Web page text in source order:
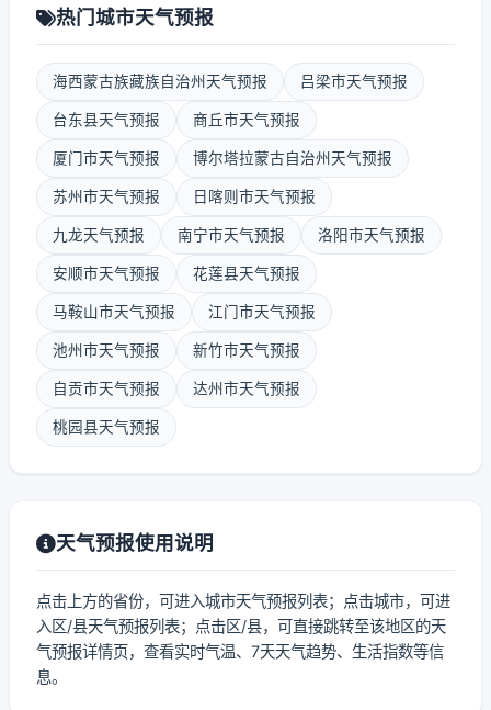
热门城市天气预报
海西蒙古族藏族自治州天气预报 吕梁市天气预报
台东县天气预报 商丘市天气预报
厦门市天气预报 博尔塔拉蒙古自治州天气预报
苏州市天气预报 日喀则市天气预报
九龙天气预报 南宁市天气预报 洛阳市天气预报
安顺市天气预报 花莲县天气预报
马鞍山市天气预报 江门市天气预报
池州市天气预报 新竹市天气预报
自贡市天气预报 达州市天气预报
桃园县天气预报
天气预报使用说明
点击上方的省份，可进入城市天气预报列表；点击城市，可进
入区/县天气预报列表；点击区/县，可直接跳转至该地区的天
气预报详情页，查看实时气温、7天天气趋势、生活指数等信
息。